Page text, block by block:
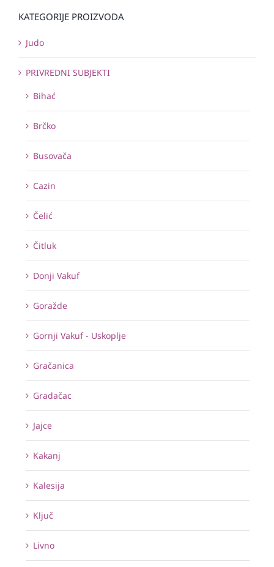
KATEGORIJE PROIZVODA
Judo
PRIVREDNI SUBJEKTI
Bihać
Brčko
Busovača
Cazin
Čelić
Čitluk
Donji Vakuf
Goražde
Gornji Vakuf - Uskoplje
Gračanica
Gradačac
Jajce
Kakanj
Kalesija
Ključ
Livno